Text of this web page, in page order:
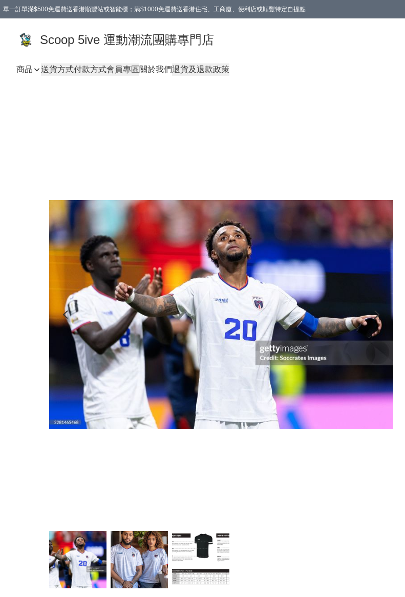
單一訂單滿$500免運費送香港順豐站或智能櫃；滿$1000免運費送香港住宅、工商廈、便利店或順豐特定自提點
Scoop 5ive 運動潮流團購專門店
商品 送貨方式付款方式會員專區關於我們退貨及退款政策